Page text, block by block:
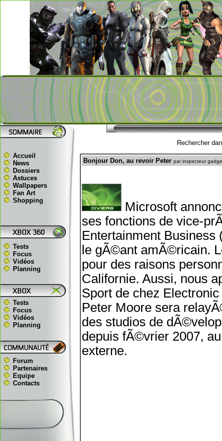
Accueil
News
Dossiers
Astuces
Wallpapers
Fan Art
Shopping
Tests
Focus
Vidéos
Planning
Tests
Focus
Vidéos
Planning
Forum
Partenaires
Equipe
Contacts
Rechercher
Bonjour Don, au revoir Peter par inspecteur
Microsoft
ses fonctions de vice-
Entertainment Business
le gÃ©ant amÃ©ricain.
pour des raisons
Californie. Aussi, nous
Sport de chez Electronic
Peter Moore sera
des studios de
depuis fÃ©vrier 2007,
externe.